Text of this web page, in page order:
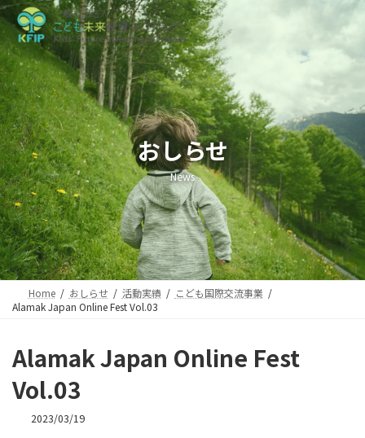
コ
ン
テ
ン
ツ
へ
ス
キ
ッ
プ
ナ
ビ
ゲ
ー
シ
ョ
ン
に
移
動
おしらせ
News
Home おしらせ 活動実績
こども国際交流事業
Alamak Japan Online Fest Vol.03
Alamak Japan Online Fest
Vol.03
2023/03/19